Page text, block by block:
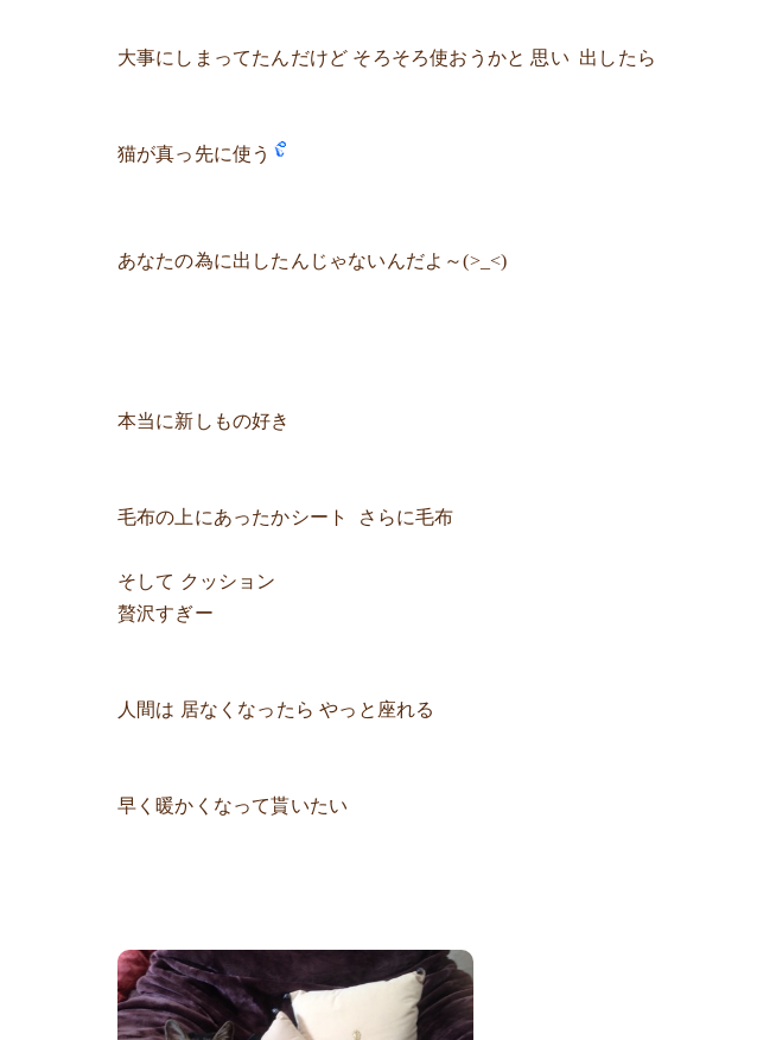
大事にしまってたんだけど そろそろ使おうかと 思い 出したら
猫が真っ先に使う
あなたの為に出したんじゃないんだよ～(>_<)
本当に新しもの好き
毛布の上にあったかシート さらに毛布
そして クッション
贅沢すぎー
人間は 居なくなったら やっと座れる
早く暖かくなって貰いたい